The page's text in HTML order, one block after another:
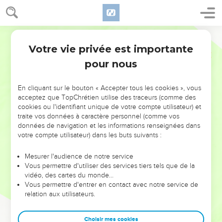
NE MANQUEZ PAS L’ÉVÉNEMENT
DE L’ANNÉE !
ET SI LEURS ERREURS POUVAIENT VOUS ÉVITER LES
VOTRES ?
leur foi ou leur vision. Mais on voit moins les doutes, les erreurs
et les saisons difficiles qu'ils ont traversés, alors même que ce
sont elles qui les ont façonnés.
Dans cette conférence, leaders, entrepreneurs, et responsables
clés pour avancer avec plus de sagesse afin que leurs erreurs
Votre vie privée est importante
pour nous
En cliquant sur le bouton « Accepter tous les cookies », vous
acceptez que TopChrétien utilise des traceurs (comme des
cookies ou l'identifiant unique de votre compte utilisateur) et
traite vos données à caractère personnel (comme vos
données de navigation et les informations renseignées dans
votre compte utilisateur) dans les buts suivants :
Mesurer l'audience de notre service
Vous permettre d'utiliser des services tiers tels que de la
vidéo, des cartes du monde…
Vous permettre d'entrer en contact avec notre service de
relation aux utilisateurs.
Choisir mes cookies